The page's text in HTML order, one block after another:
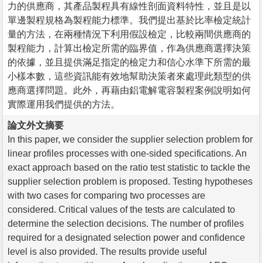
力的供應商，其產品製程具有線性剖面資料特性，並且是以
單邊製程規格為製程能力標準。我們提出基於比率檢定統計
量的方法，在兩種情況下利用假設檢定，比較兩間供應商的
製程能力，計算出檢定所需的臨界值，作為供應商選擇決策
的依據，並且提供滿足指定的檢定力和信心水準下所需的最
小樣本數，這些資訊能有效地幫助決策者來處理此類型的供
應商選擇問題。此外，再藉由鋁電解電容製程案例說明如何
實際運用我們提供的方法。
論文外文摘要
In this paper, we consider the supplier selection problem for
linear profiles processes with one-sided specifications. An
exact approach based on the ratio test statistic to tackle the
supplier selection problem is proposed. Testing hypotheses
with two cases for comparing two processes are
considered. Critical values of the tests are calculated to
determine the selection decisions. The number of profiles
required for a designated selection power and confidence
level is also provided. The results provide useful